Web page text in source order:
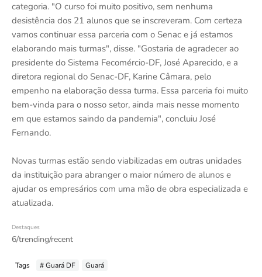
categoria. "O curso foi muito positivo, sem nenhuma
desistência dos 21 alunos que se inscreveram. Com certeza
vamos continuar essa parceria com o Senac e já estamos
elaborando mais turmas", disse. "Gostaria de agradecer ao
presidente do Sistema Fecomércio-DF, José Aparecido, e a
diretora regional do Senac-DF, Karine Câmara, pelo
empenho na elaboração dessa turma. Essa parceria foi muito
bem-vinda para o nosso setor, ainda mais nesse momento
em que estamos saindo da pandemia", concluiu José
Fernando.
Novas turmas estão sendo viabilizadas em outras unidades
da instituição para abranger o maior número de alunos e
ajudar os empresários com uma mão de obra especializada e
atualizada.
Destaques
6/trending/recent
Tags # Guará DF Guará